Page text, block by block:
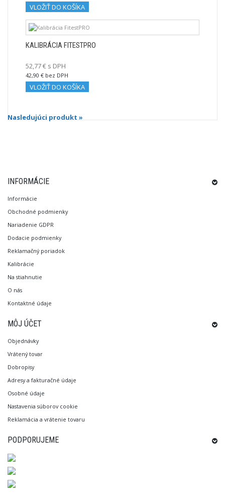
VLOŽIŤ DO KOŠÍKA
KALIBRÁCIA FITESTPRO
52,77 € s DPH
42,90 € bez DPH
VLOŽIŤ DO KOŠÍKA
Nasledujúci produkt »
INFORMÁCIE
Informácie
Obchodné podmienky
Nariadenie GDPR
Dodacie podmienky
Reklamačný poriadok
Kalibrácie
Na stiahnutie
O nás
Kontaktné údaje
MÔJ ÚČET
Objednávky
Vrátený tovar
Dobropisy
Adresy a fakturačné údaje
Osobné údaje
Nastavenia súborov cookie
Reklamácia a vrátenie tovaru
PODPORUJEME